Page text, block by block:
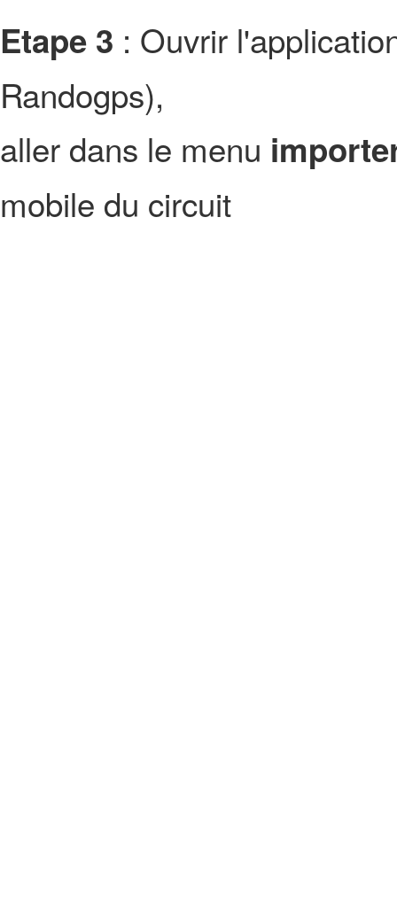
Etape 3 : Ouvrir
Randogps),
aller dans le menu
mobile du circuit